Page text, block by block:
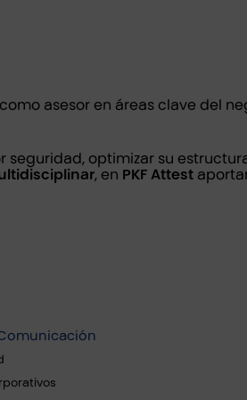
como asesor en áreas clave del
optimizar su
, en PKF Attest